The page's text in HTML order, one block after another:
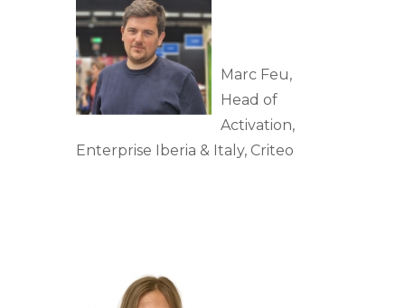
Marc Feu,
Head of
Activation,
Enterprise Iberia & Italy, Criteo